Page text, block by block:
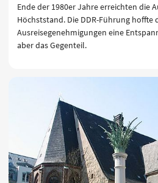
Ende der 1980er Jahre erreichten die
Höchststand. Die DDR-Führung hoffte
Ausreisegenehmigungen eine
aber das Gegenteil.